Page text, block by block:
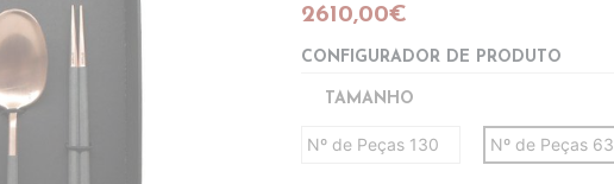
2610,00€
CONFIGURADOR DE PRODUTO
TAMANHO
Nº de Peças 130 Nº de Peças 63